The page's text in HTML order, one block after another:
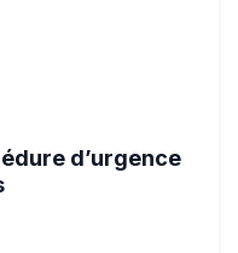
d’urgence